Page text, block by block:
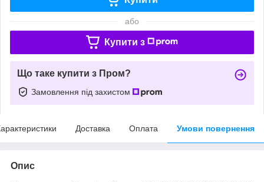
або
Купити з
Що таке купити з Пром?
Замовлення під захистом
Доставка Оплата Умови повернення
Опис